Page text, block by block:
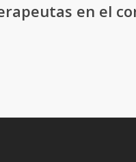
en el